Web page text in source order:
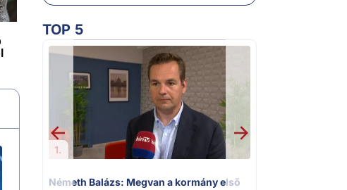
TOP 5
1.
Németh Balázs: Megvan a kormány első